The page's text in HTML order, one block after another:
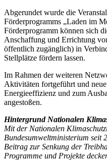
Abgerundet wurde die
Förderprogramms „Laden im
Förderprogramm können sich
Anschaffung und Errichtung
öffentlich zugänglich) in
Stellplätze fördern lassen.
Im Rahmen der weiteren
Aktivitäten fortgeführt und
Energieeffizienz und zum
angestoßen.
Hintergrund Nationalen
Mit der Nationalen
Bundesumweltministerium seit
Beitrag zur Senkung der
Programme und Projekte